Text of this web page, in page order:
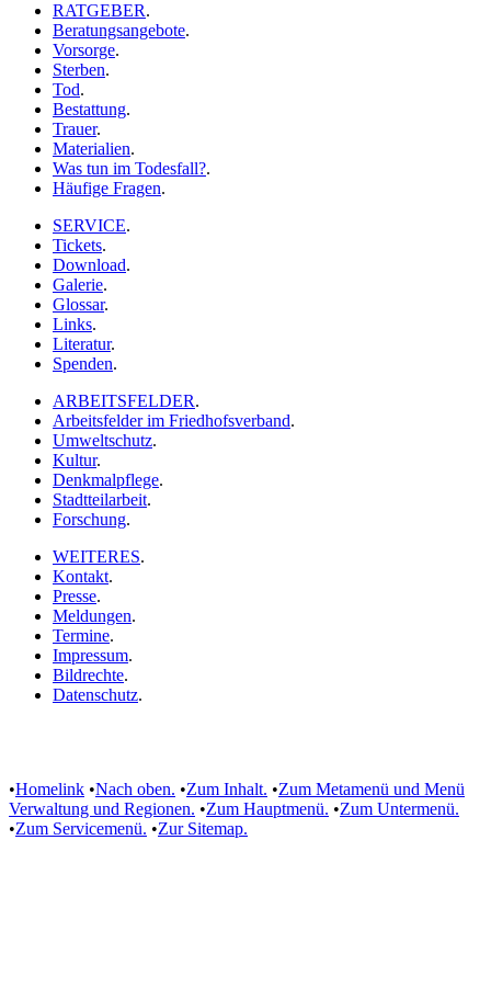
RATGEBER.
Beratungsangebote.
Vorsorge.
Sterben.
Tod.
Bestattung.
Trauer.
Materialien.
Was tun im Todesfall?.
Häufige Fragen.
SERVICE.
Tickets.
Download.
Galerie.
Glossar.
Links.
Literatur.
Spenden.
ARBEITSFELDER.
Arbeitsfelder im Friedhofsverband.
Umweltschutz.
Kultur.
Denkmalpflege.
Stadtteilarbeit.
Forschung.
WEITERES.
Kontakt.
Presse.
Meldungen.
Termine.
Impressum.
Bildrechte.
Datenschutz.
•Homelink •Nach oben. •Zum Inhalt. •Zum Metamenü und Menü
Verwaltung und Regionen. •Zum Hauptmenü. •Zum Untermenü.
•Zum Servicemenü. •Zur Sitemap.